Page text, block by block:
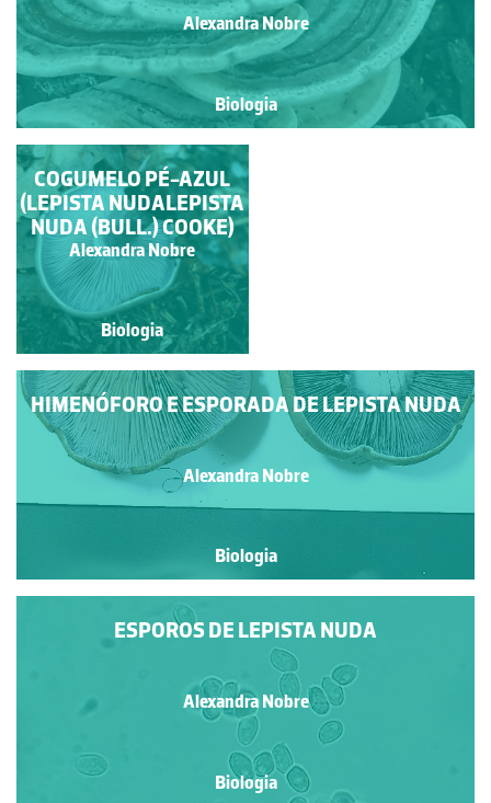
Alexandra Nobre
Biologia
ESTRELA-DA-TERRA
Alexandra Nobre
Biologia
COGUMELO PÉ-AZUL
(LEPISTA NUDALEPISTA
NUDA (BULL.) COOKE)
Alexandra Nobre
Biologia
HIMENÓFORO E ESPORADA DE LEPISTA NUDA
Alexandra Nobre
Biologia
ESPOROS DE LEPISTA NUDA
Alexandra Nobre
Biologia